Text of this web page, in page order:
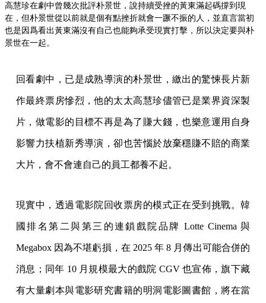
高慧珍在劇中曾幾次批評朴景世，說持續受挫的黃東滿起碼撐到現
在，但朴景世從以前就是個有點挫折就會一蹶不振的人，並直言當初
也是因爲看出黃東滿沒有自己也能夠承受現實打擊，所以決定要與朴
景世在一起。
回看劇中，已是成熟導演的朴景世，繳出的驚悚長片新
作最終票房慘烈，他的太太高慧珍儘管已是業界資深製
片，做電影的目標不再是為了賺大錢，也樂意運用自身
影響力扶植新秀導演，卻也苦惱於放棄穩賺不賠的商業
大片，會不會連自己的員工都養不起。
現實中，透過電影院回收票房的模式正在受到挑戰。韓
國排名第二與第三的連鎖戲院品牌 Lotte Cinema 與
Megabox 因為不堪虧損，在 2025 年 8 月傳出可能合併的
消息；同年 10 月規模最大的戲院 CGV 也宣佈，旗下藏
有大量劇本與電影研究書籍的明洞電影圖書館，將在當